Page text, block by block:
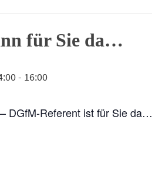
für Sie da…
- 16:00
DGfM-Referent ist für Sie da…